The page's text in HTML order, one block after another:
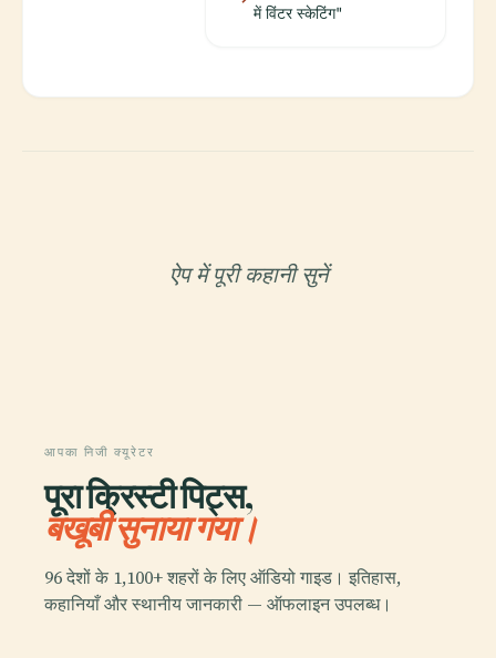
में विंटर स्केटिंग"
ऐप में पूरी कहानी सुनें
आपका निजी क्यूरेटर
पूरा क्रिस्टी पिट्स,
बखूबी सुनाया गया।
96 देशों के 1,100+ शहरों के लिए ऑडियो गाइड। इतिहास,
कहानियाँ और स्थानीय जानकारी — ऑफलाइन उपलब्ध।